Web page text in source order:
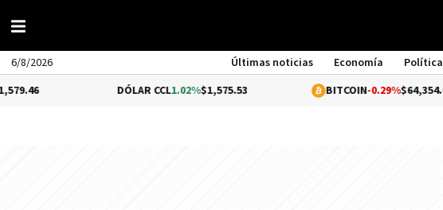
6/8/2026 Últimas noticias Economía Política
DÓLAR CCL1.02%$1,575.53 BITCOIN-0.29%$64,354.01